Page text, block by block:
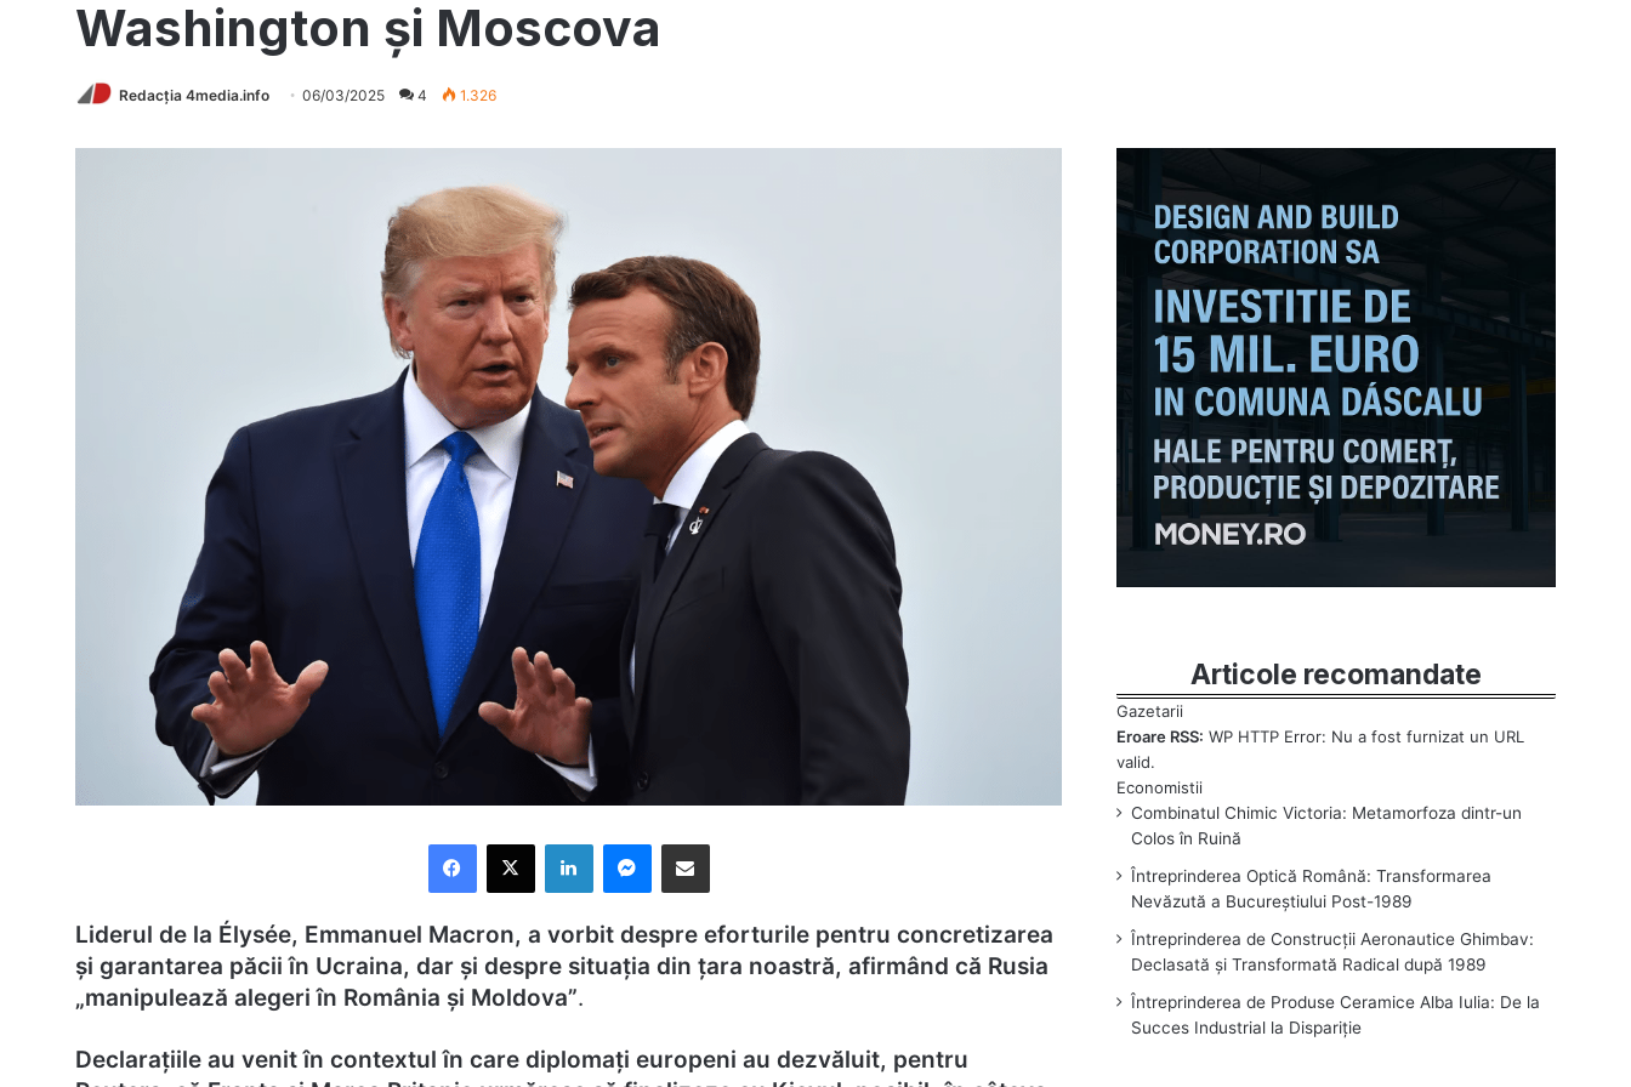
Washington și Moscova
Redacția 4media.info 06/03/2025 4 1.326
Facebook
X LinkedInMessenger
Distribuie prin mail
Liderul de la Élysée, Emmanuel Macron, a vorbit despre eforturile pentru concretizarea
și garantarea păcii în Ucraina, dar și despre situația din țara noastră, afirmând că Rusia
„manipulează alegeri în România și Moldova”.
Declarațiile au venit în contextul în care diplomați europeni au dezvăluit, pentru
Articole recomandate
Eroare RSS: WP HTTP Error: Nu a fost furnizat un URL
valid.
Combinatul Chimic Victoria: Metamorfoza dintr-un
Colos în Ruină
Întreprinderea Optică Română: Transformarea
Nevăzută a Bucureștiului Post-1989
Întreprinderea de Construcții Aeronautice Ghimbav:
Declasată și Transformată Radical după 1989
Întreprinderea de Produse Ceramice Alba Iulia: De la
Succes Industrial la Dispariție